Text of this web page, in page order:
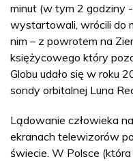
minut (w tym 2 godziny
wystartowali, wrócili do
nim – z powrotem na
księżycowego który
Globu udało się w roku
sondy orbitalnej Luna
Lądowanie człowieka
ekranach telewizorów
świecie. W Polsce